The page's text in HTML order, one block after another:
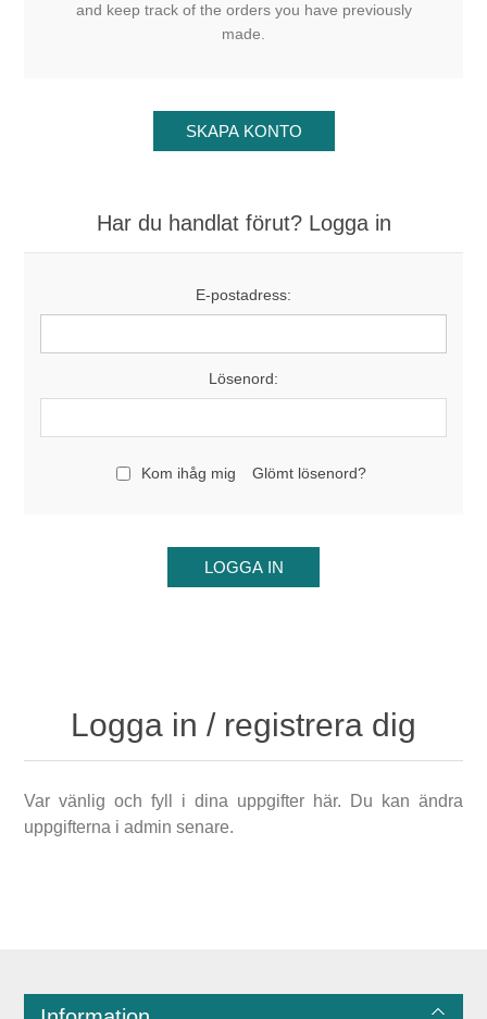
and keep track of the orders you have previously
made.
Har du handlat förut? Logga in
E-postadress:
Lösenord:
Kom ihåg mig Glömt lösenord?
Logga in / registrera dig
Var vänlig och fyll i dina uppgifter här. Du kan ändra
uppgifterna i admin senare.